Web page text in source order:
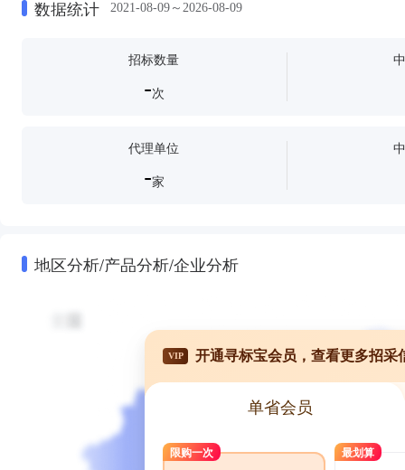
数据统计 2021-08-09～2026-08-09
招标数量
-次
代理单位
-家
地区分析/产品分析/企业分析
VIP 开通寻标宝会员，查看更多招采
单省会员
限购一次 最划算